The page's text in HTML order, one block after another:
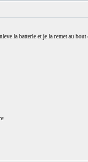
la batterie et je la remet au